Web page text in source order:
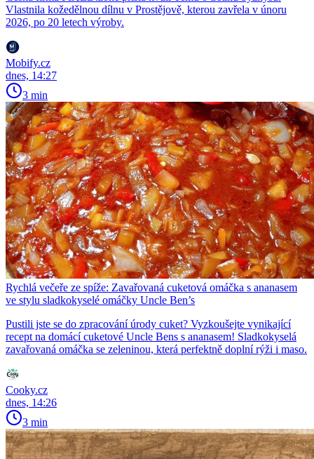
Vlastnila kožedělnou dílnu v Prostějově, kterou zavřela v únoru
2026, po 20 letech výroby.
Mobify.cz
dnes, 14:27
3 min
Rychlá večeře ze spíže: Zavařovaná cuketová omáčka s ananasem
ve stylu sladkokyselé omáčky Uncle Ben’s
Pustili jste se do zpracování úrody cuket? Vyzkoušejte vynikající
recept na domácí cuketové Uncle Bens s ananasem! Sladkokyselá
zavařovaná omáčka se zeleninou, která perfektně doplní rýži i maso.
Cooky.cz
dnes, 14:26
3 min